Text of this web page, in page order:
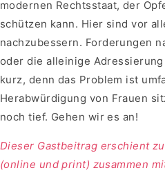
modernen Rechtsstaat, der
schützen kann. Hier sind vor
nachzubessern. Forderungen
oder die alleinige
kurz, denn das Problem ist
Herabwürdigung von Frauen
noch tief. Gehen wir es an!
Dieser Gastbeitrag erschient
(online und print) zusammen